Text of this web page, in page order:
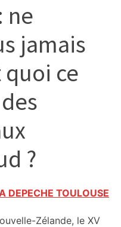
ne
jamais
quoi ce
?
DEPECHE TOULOUSE
Zélande, le XV